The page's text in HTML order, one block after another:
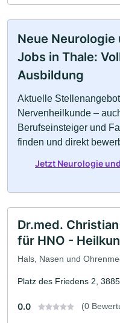
Neue
Jobs in Thale:
Ausbildung
Aktuelle
Nervenheilkunde –
Berufseinsteiger und
finden und direkt
Jetzt Neurologie
Dr.med.
für HNO -
Hals, Nasen und
Platz des Friedens 2,
0.0 (0